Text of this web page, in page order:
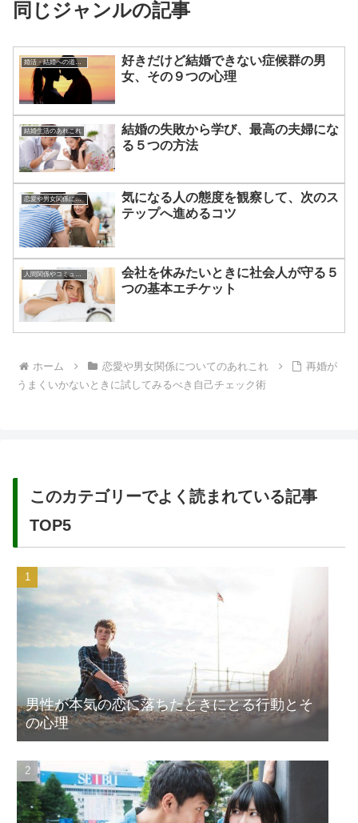
同じジャンルの記事
婚活・結婚への道のり
好きだけど結婚できない症候群の男
女、その９つの心理
結婚生活のあれこれ
結婚の失敗から学び、最高の夫婦にな
る５つの方法
恋愛や男女関係についてのあれこれ
気になる人の態度を観察して、次のス
テップへ進めるコツ
人間関係やコミュニケーションの術
会社を休みたいときに社会人が守る５
つの基本エチケット
ホーム 恋愛や男女関係についてのあれこれ
再婚が
うまくいかないときに試してみるべき自己チェック術
このカテゴリーでよく読まれている記事
TOP5
男性が本気の恋に落ちたときにとる行動とそ
の心理